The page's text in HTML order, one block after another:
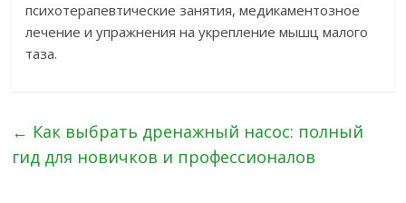
психотерапевтические занятия, медикаментозное
лечение и упражнения на укрепление мышц малого
таза.
← Как выбрать дренажный насос: полный
гид для новичков и профессионалов